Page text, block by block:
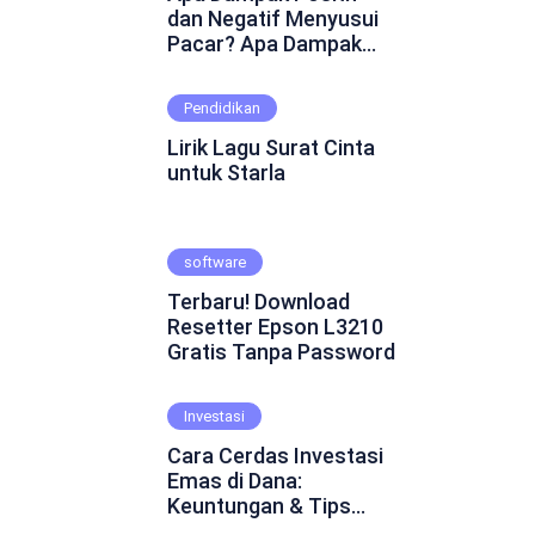
dan Negatif Menyusui
Pacar? Apa Dampak
Menyusui Pacar?
Mungkin ini adalah
pertanyaan yang
muncul dalam
fenomena yang cukup
kontroversial dalam
hubungan asmara.
Beberapa orang
percaya bahwa
menyusui pacar dapat
emosional dan
menghadirkan
keintiman yang lebih
dalam. Namun, ada juga
yang skeptis dan
Pendidikan
Lirik Lagu Surat Cinta
untuk Starla
software
Terbaru! Download
Resetter Epson L3210
Gratis Tanpa Password
Investasi
Cara Cerdas Investasi
Emas di Dana:
Keuntungan & Tips